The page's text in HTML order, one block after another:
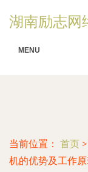
湖南励志网
MENU
当前位置： 首页 >
机的优势及工作